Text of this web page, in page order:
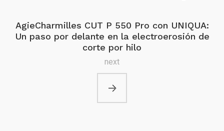
AgieCharmilles CUT P 550 Pro con UNIQUA:
Un paso por delante en la electroerosión de
corte por hilo
next